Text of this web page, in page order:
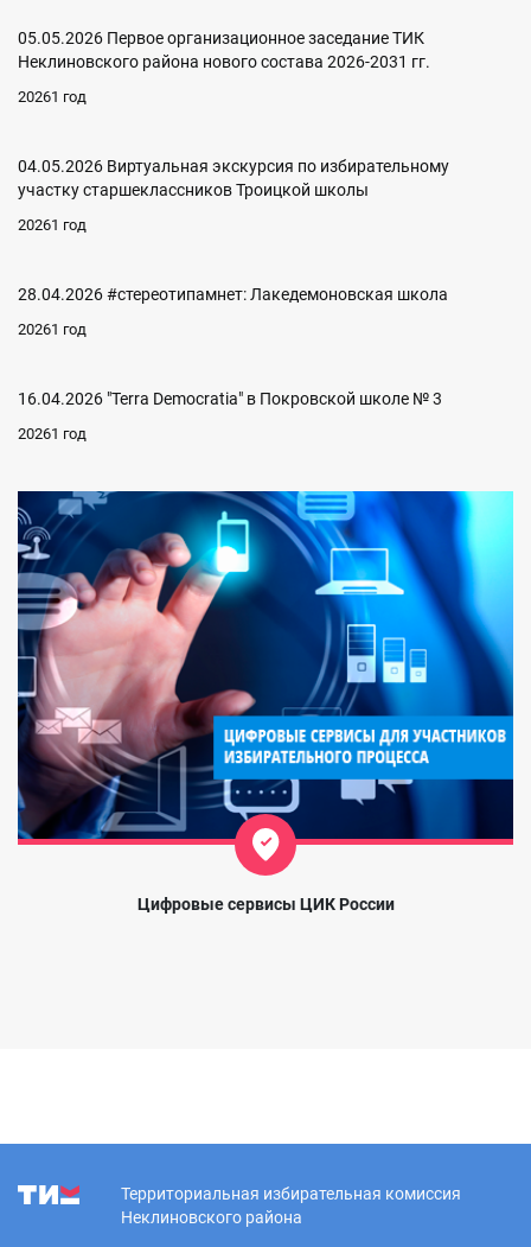
05.05.2026 Первое организационное заседание ТИК
Неклиновского района нового состава 2026-2031 гг.
20261 год
04.05.2026 Виртуальная экскурсия по избирательному
участку старшеклассников Троицкой школы
20261 год
28.04.2026 #стереотипамнет: Лакедемоновская школа
20261 год
16.04.2026 "Terra Democratia" в Покровской школе № 3
20261 год
Цифровые сервисы ЦИК России
Территориальная избирательная комиссия
Неклиновского района